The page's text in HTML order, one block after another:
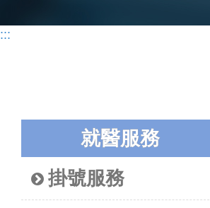
:::
就醫服務
掛號服務